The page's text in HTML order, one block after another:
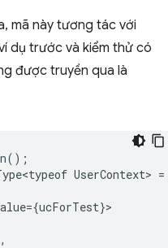
mã này tương tác với
dụ trước và kiểm thử có
được truyền qua là
();
UserContext> =
={ucForTest}